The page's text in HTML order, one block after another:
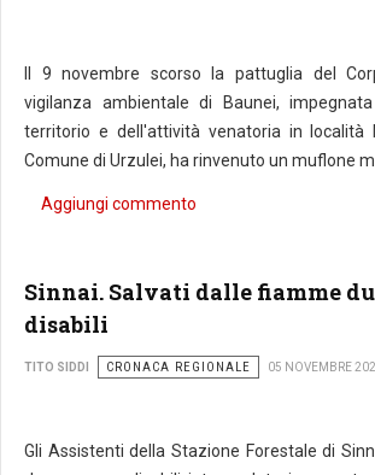
Il 9 novembre scorso la pattuglia del
vigilanza ambientale di Baunei,
territorio e dell'attività venatoria in località
Comune di Urzulei, ha rinvenuto un muflone
Aggiungi commento
Sinnai. Salvati dalle fiamme
disabili
TITO SIDDI CRONACA REGIONALE 05 NOVEMBRE
Gli Assistenti della Stazione Forestale di